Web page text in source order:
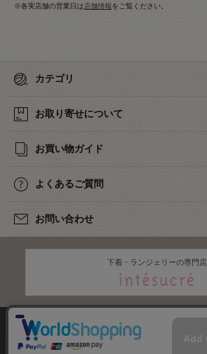
※各実店舗の営業日は 店舗情報をご覧ください。
カテゴリ
お取り寄せについて
お買い物ガイド
よくあるご質問
お問い合わせ
下着・ランジェリーの専門店
株式会社オカダヤ